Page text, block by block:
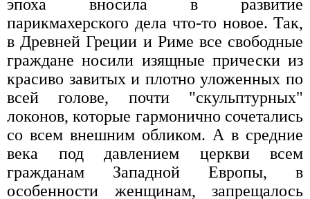
эпоха вносила в развитие
парикмахерского дела что-то новое. Так,
в Древней Греции и Риме все свободные
граждане носили изящные прически из
красиво завитых и плотно уложенных по
всей голове, почти "скульптурных"
локонов, которые гармонично сочетались
со всем внешним обликом. А в средние
века под давлением церкви всем
гражданам Западной Европы, в
особенности женщинам, запрещалось